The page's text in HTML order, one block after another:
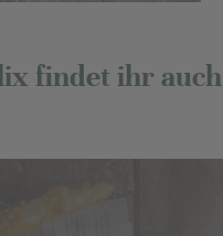
findet ihr auch